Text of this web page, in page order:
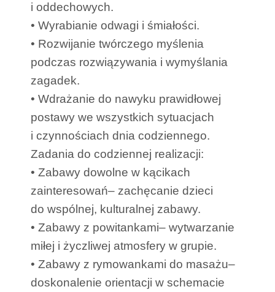
i oddechowych.
• Wyrabianie odwagi i śmiałości.
• Rozwijanie twórczego myślenia
podczas rozwiązywania i wymyślania
zagadek.
• Wdrażanie do nawyku prawidłowej
postawy we wszystkich sytuacjach
i czynnościach dnia codziennego.
Zadania do codziennej realizacji:
• Zabawy dowolne w kącikach
zainteresowań– zachęcanie dzieci
do wspólnej, kulturalnej zabawy.
• Zabawy z powitankami– wytwarzanie
miłej i życzliwej atmosfery w grupie.
• Zabawy z rymowankami do masażu–
doskonalenie orientacji w schemacie